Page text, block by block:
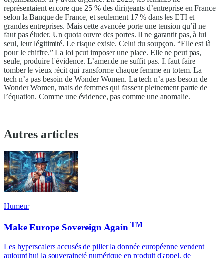
représentaient encore que 25 % des dirigeants d’entreprise en France
selon la Banque de France, et seulement 17 % dans les ETI et
grandes entreprises. Mais cette avancée porte une tension qu’il ne
faut pas éluder. Un quota ouvre des portes. Il ne garantit pas, à lui
seul, leur légitimité. Le risque existe. Celui du soupçon. “Elle est là
pour le chiffre.” La loi peut imposer une place. Elle ne peut pas,
seule, produire l’évidence. L’amende ne suffit pas. Il faut faire
tomber le vieux récit qui transforme chaque femme en totem. La
tech n’a pas besoin de Wonder Women. La tech n’a pas besoin de
Wonder Women, mais de femmes qui fassent pleinement partie de
l’équation. Comme une évidence, pas comme une anomalie.
Autres articles
Humeur
Make Europe Sovereign Again TM
Les hyperscalers accusés de piller la donnée européenne vendent
aujourd'hui la souveraineté numérique en produit d'appel, de